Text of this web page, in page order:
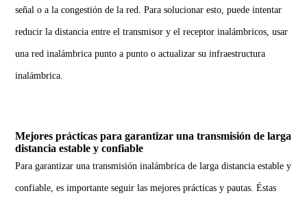
señal o a la congestión de la red. Para solucionar esto, puede intentar
reducir la distancia entre el transmisor y el receptor inalámbricos, usar
una red inalámbrica punto a punto o actualizar su infraestructura
inalámbrica.
Mejores prácticas para garantizar una transmisión de larga
distancia estable y confiable
Para garantizar una transmisión inalámbrica de larga distancia estable y
confiable, es importante seguir las mejores prácticas y pautas. Éstas